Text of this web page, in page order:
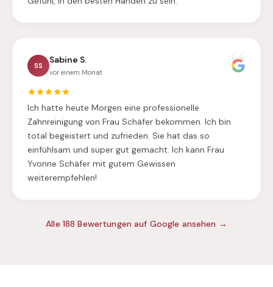
SS
Sabine S.
vor einem Monat
Ich hatte heute Morgen eine professionelle
Zahnreinigung von Frau Schäfer bekommen. Ich bin
total begeistert und zufrieden. Sie hat das so
einfühlsam und super gut gemacht. Ich kann Frau
Yvonne Schäfer mit gutem Gewissen
weiterempfehlen!
Alle 188 Bewertungen auf Google ansehen →